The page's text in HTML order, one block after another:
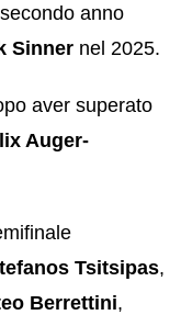
anno
Sinner nel 2025.
aver superato
Auger-
Tsitsipas,
Berrettini,